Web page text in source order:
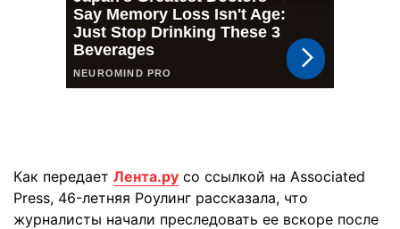
Как передает Лента.ру со ссылкой на Associated
Press, 46-летняя Роулинг рассказала, что
журналисты начали преследовать ее вскоре после